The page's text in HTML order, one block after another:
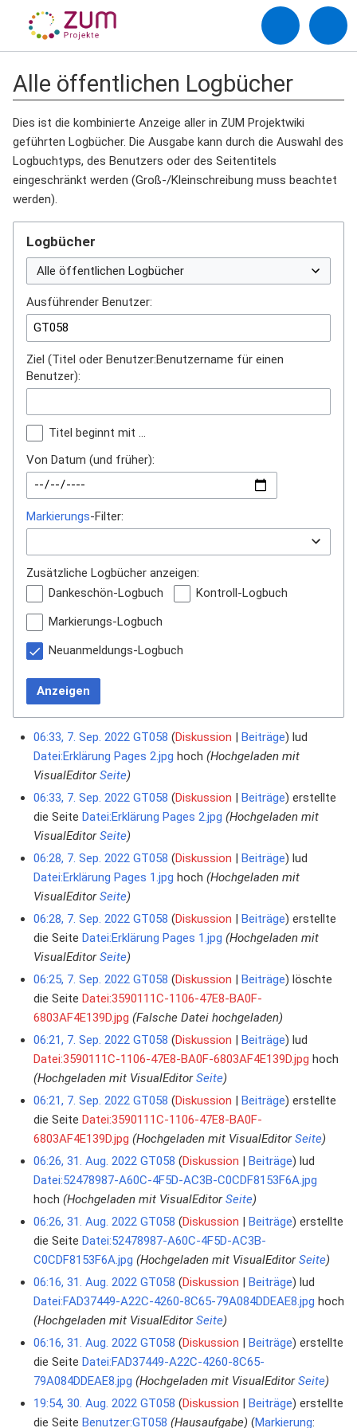
Alle öffentlichen Logbücher
Dies ist die kombinierte Anzeige aller in ZUM Projektwiki
geführten Logbücher. Die Ausgabe kann durch die Auswahl des
Logbuchtyps, des Benutzers oder des Seitentitels
eingeschränkt werden (Groß-/Kleinschreibung muss beachtet
werden).
Logbücher
Ausführender Benutzer:
Ziel (Titel oder Benutzer:Benutzername für einen
Benutzer):
Titel beginnt mit …
Von Datum (und früher):
Markierungs-Filter:
Zusätzliche Logbücher anzeigen:
Dankeschön-Logbuch
Kontroll-Logbuch
Markierungs-Logbuch
Neuanmeldungs-Logbuch
Anzeigen
06:33, 7. Sep. 2022 GT058 Diskussion Beiträge lud
Datei:Erklärung Pages 2.jpg hoch (Hochgeladen mit
VisualEditorSeite)
06:33, 7. Sep. 2022 GT058 Diskussion Beiträge erstellte
die Seite Datei:Erklärung Pages 2.jpg (Hochgeladen mit
VisualEditorSeite)
06:28, 7. Sep. 2022 GT058 Diskussion Beiträge lud
Datei:Erklärung Pages 1.jpg hoch (Hochgeladen mit
VisualEditorSeite)
06:28, 7. Sep. 2022 GT058 Diskussion Beiträge erstellte
die Seite Datei:Erklärung Pages 1.jpg (Hochgeladen mit
VisualEditorSeite)
06:25, 7. Sep. 2022 GT058 Diskussion Beiträge löschte
die Seite Datei:3590111C-1106-47E8-BA0F-
6803AF4E139D.jpg (Falsche Datei hochgeladen)
06:21, 7. Sep. 2022 GT058 Diskussion Beiträge lud
Datei:3590111C-1106-47E8-BA0F-6803AF4E139D.jpg hoch
(Hochgeladen mit VisualEditorSeite)
06:21, 7. Sep. 2022 GT058 Diskussion Beiträge erstellte
die Seite Datei:3590111C-1106-47E8-BA0F-
6803AF4E139D.jpg (Hochgeladen mit VisualEditorSeite)
06:26, 31. Aug. 2022 GT058 Diskussion Beiträge lud
Datei:52478987-A60C-4F5D-AC3B-C0CDF8153F6A.jpg
hoch (Hochgeladen mit VisualEditorSeite)
06:26, 31. Aug. 2022 GT058 Diskussion Beiträge erstellte
die Seite Datei:52478987-A60C-4F5D-AC3B-
C0CDF8153F6A.jpg (Hochgeladen mit VisualEditorSeite)
06:16, 31. Aug. 2022 GT058 Diskussion Beiträge lud
Datei:FAD37449-A22C-4260-8C65-79A084DDEAE8.jpg hoch
(Hochgeladen mit VisualEditorSeite)
06:16, 31. Aug. 2022 GT058 Diskussion Beiträge erstellte
die Seite Datei:FAD37449-A22C-4260-8C65-
79A084DDEAE8.jpg (Hochgeladen mit VisualEditorSeite)
19:54, 30. Aug. 2022 GT058 Diskussion Beiträge erstellte
die Seite Benutzer:GT058 (Hausaufgabe) Markierung: